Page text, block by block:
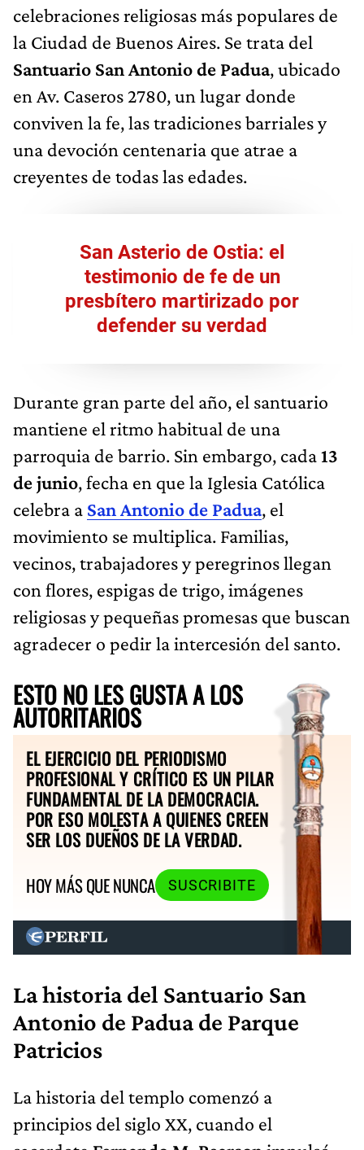
celebraciones religiosas más populares de
la Ciudad de Buenos Aires. Se trata del
Santuario San Antonio de Padua, ubicado
en Av. Caseros 2780, un lugar donde
conviven la fe, las tradiciones barriales y
una devoción centenaria que atrae a
creyentes de todas las edades.
San Asterio de Ostia: el
testimonio de fe de un
presbítero martirizado por
defender su verdad
Durante gran parte del año, el santuario
mantiene el ritmo habitual de una
parroquia de barrio. Sin embargo, cada13
de junio, fecha en que la Iglesia Católica
celebra a San Antonio de Padua, el
movimiento se multiplica. Familias,
vecinos, trabajadores y peregrinos llegan
con flores, espigas de trigo, imágenes
religiosas y pequeñas promesas que buscan
agradecer o pedir la intercesión del santo.
ESTO NO LES GUSTA A LOS
AUTORITARIOS
EL EJERCICIO DEL PERIODISMO
PROFESIONAL Y CRÍTICO ES UN PILAR
FUNDAMENTAL DE LA DEMOCRACIA.
POR ESO MOLESTA A QUIENES CREEN
SER LOS DUEÑOS DE LA VERDAD.
HOY MÁS QUE NUNCA
SUSCRIBITE
La historia del Santuario San
Antonio de Padua de Parque
Patricios
La historia del templo comenzó a
principios del siglo XX, cuando el